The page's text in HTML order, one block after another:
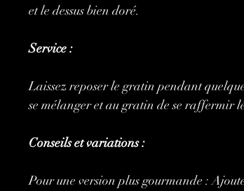
et le dessus bien doré.
Service :
Laissez reposer le gratin pendant
se mélanger et au gratin de se raffermir
Conseils et variations :
Pour une version plus gourmande :